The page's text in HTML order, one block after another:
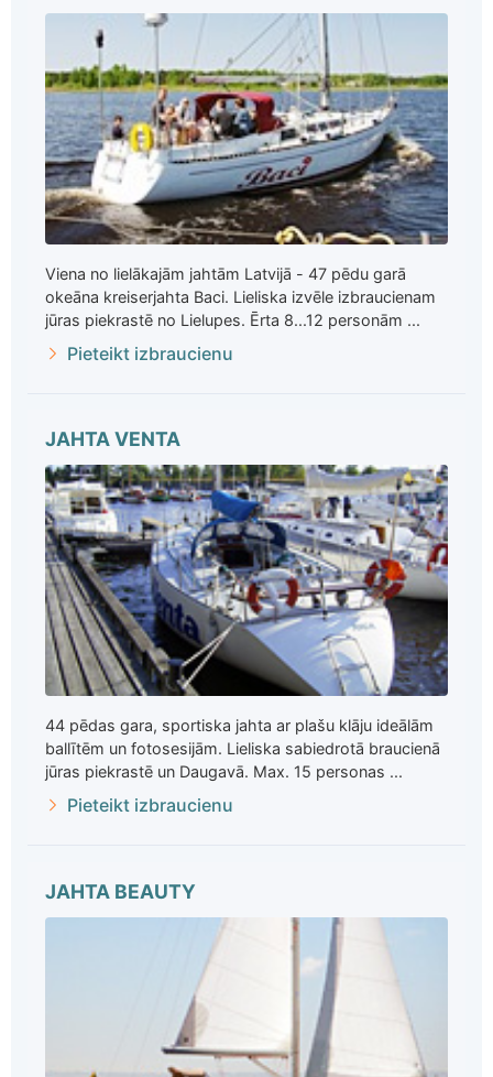
Viena no lielākajām jahtām Latvijā - 47 pēdu garā
okeāna kreiserjahta Baci. Lieliska izvēle izbraucienam
jūras piekrastē no Lielupes. Ērta 8...12 personām ...
Pieteikt izbraucienu
JAHTA VENTA
44 pēdas gara, sportiska jahta ar plašu klāju ideālām
ballītēm un fotosesijām. Lieliska sabiedrotā braucienā
jūras piekrastē un Daugavā. Max. 15 personas ...
Pieteikt izbraucienu
JAHTA BEAUTY